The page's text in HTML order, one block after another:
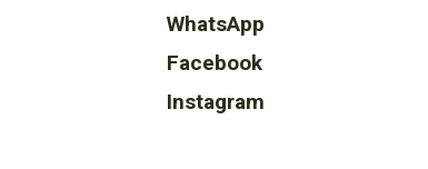
WhatsApp
Facebook
Instagram